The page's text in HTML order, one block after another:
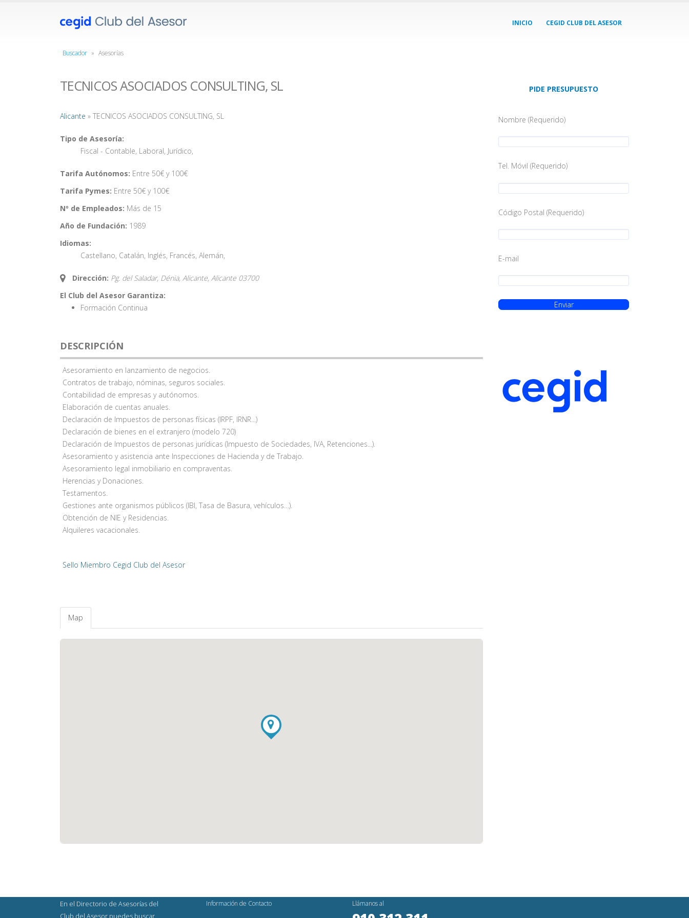
INICIO CEGID CLUB DEL ASESOR
Buscador » Asesorías
TECNICOS ASOCIADOS CONSULTING, SL
Alicante » TECNICOS ASOCIADOS CONSULTING, SL
Tipo de Asesoría:
Fiscal - Contable, Laboral, Jurídico,
Tarifa Autónomos: Entre 50€ y 100€
Tarifa Pymes: Entre 50€ y 100€
Nº de Empleados: Más de 15
Año de Fundación: 1989
Idiomas:
Castellano, Catalán, Inglés, Francés, Alemán,
Dirección: Pg. del Saladar, Dénia, Alicante, Alicante 03700
El Club del Asesor Garantiza:
Formación Continua
DESCRIPCIÓN
Asesoramiento en lanzamiento de negocios.
Contratos de trabajo, nóminas, seguros sociales.
Contabilidad de empresas y autónomos.
Elaboración de cuentas anuales.
Declaración de Impuestos de personas físicas (IRPF, IRNR...)
Declaración de bienes en el extranjero (modelo 720)
Declaración de Impuestos de personas jurídicas (Impuesto de Sociedades, IVA, Retenciones...).
Asesoramiento y asistencia ante Inspecciones de Hacienda y de Trabajo.
Asesoramiento legal inmobiliario en compraventas.
Herencias y Donaciones.
Testamentos.
Gestiones ante organismos públicos (IBI, Tasa de Basura, vehículos…).
Obtención de NIE y Residencias.
Alquileres vacacionales.
Sello Miembro Cegid Club del Asesor
Map
PIDE PRESUPUESTO
Nombre (Requerido)
Tel. Móvil (Requerido)
Código Postal (Requerido)
E-mail
En el Directorio de Asesorías del
Club del Asesor puedes buscar
Información de Contacto Llámanos al